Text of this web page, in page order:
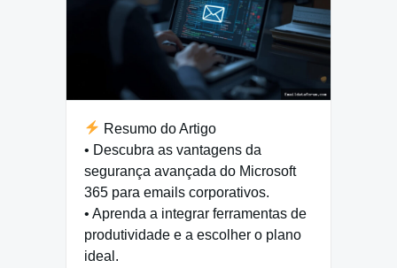
Resumo do Artigo
• Descubra as vantagens da
segurança avançada do Microsoft
365 para emails corporativos.
• Aprenda a integrar ferramentas de
produtividade e a escolher o plano
ideal.